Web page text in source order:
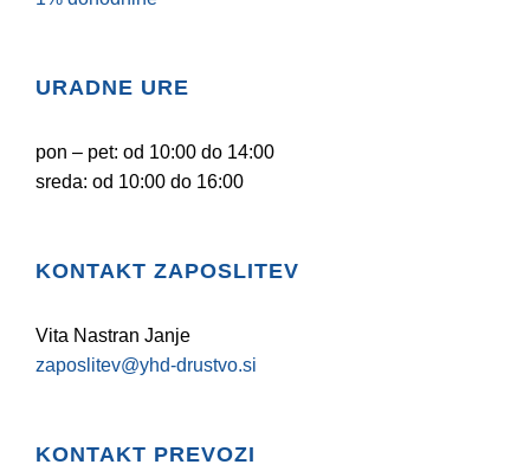
URADNE URE
pon – pet: od 10:00 do 14:00
sreda: od 10:00 do 16:00
KONTAKT ZAPOSLITEV
Vita Nastran Janje
zaposlitev@yhd-drustvo.si
KONTAKT PREVOZI